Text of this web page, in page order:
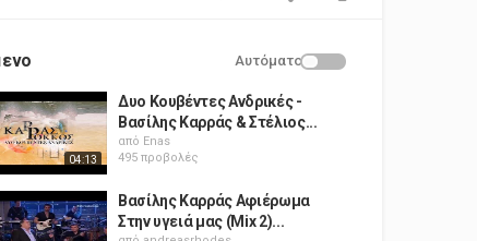
Αυτόματο
04:13
Δυο Κουβέντες Ανδρικές -
Βασίλης Καρράς & Στέλιος...
από Enas
495 προβολές
Βασίλης Καρράς Αφιέρωμα
Στην υγειά μας (Mix 2)...